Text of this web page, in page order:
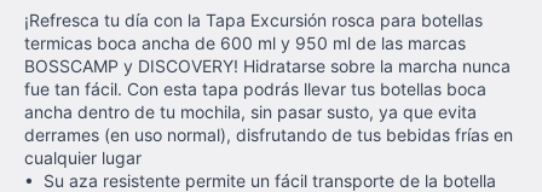
¡Refresca tu día con la Tapa Excursión rosca para botellas
termicas boca ancha de 600 ml y 950 ml de las marcas
BOSSCAMP y DISCOVERY! Hidratarse sobre la marcha nunca
fue tan fácil. Con esta tapa podrás llevar tus botellas boca
ancha dentro de tu mochila, sin pasar susto, ya que evita
derrames (en uso normal), disfrutando de tus bebidas frías en
cualquier lugar
• Su aza resistente permite un fácil transporte de la botella